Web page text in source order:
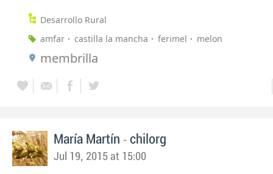
Desarrollo Rural
amfar
castilla la mancha ferimel melon
membrilla
María Martín - chilorg
Jul 19, 2015 at 15:00